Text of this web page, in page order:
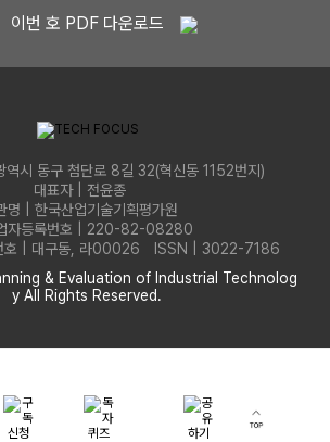
이번 호 PDF 다운로드
시 동구 첨단로 8길 32(혁신동 1152번지)
대표자 | 전윤종
명 | 한국산업기술기획평가원
자등록번호 | 220-82-08280
호 | 대구동, 라00026 ISSN | 3022-7186
& Evaluation of Industrial Technolog
y All Rights Reserved.